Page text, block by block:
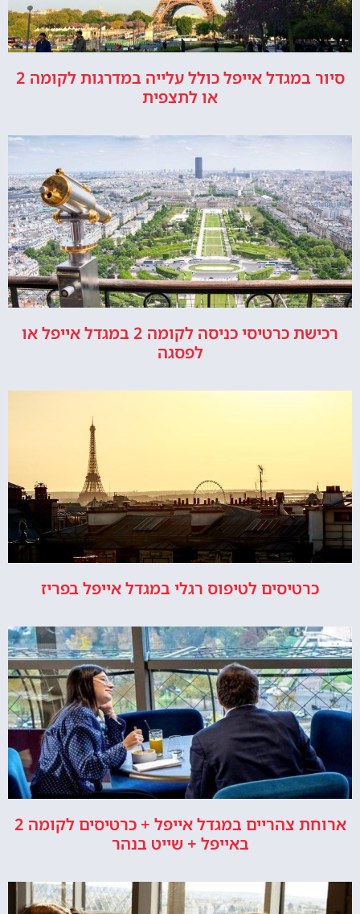
סיור במגדל אייפל כולל עלייה במדרגות לקומה 2
או לתצפית
רכישת כרטיסי כניסה לקומה 2 במגדל אייפל או
לפסגה
כרטיסים לטיפוס רגלי במגדל אייפל בפריז
ארוחת צהריים במגדל אייפל + כרטיסים לקומה 2
באייפל + שייט בנהר